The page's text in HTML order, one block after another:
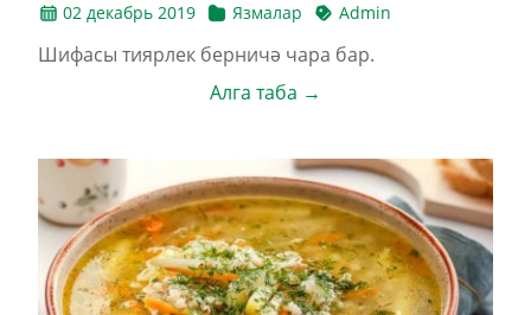
02 декабрь 2019 Язмалар Admin
Шифасы тиярлек берничә чара бар.
Алга таба →